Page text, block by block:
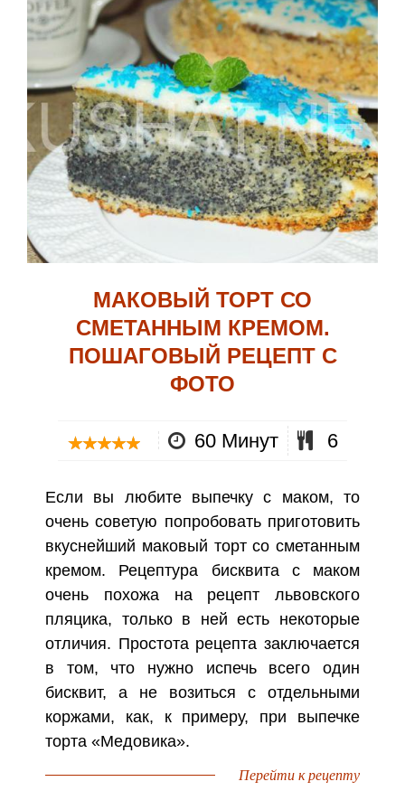
МАКОВЫЙ ТОРТ СО
СМЕТАННЫМ КРЕМОМ.
ПОШАГОВЫЙ РЕЦЕПТ С
ФОТО
60 Минут 6
Если вы любите выпечку с маком, то
очень советую попробовать приготовить
вкуснейший маковый торт со сметанным
кремом. Рецептура бисквита с маком
очень похожа на рецепт львовского
пляцика, только в ней есть некоторые
отличия. Простота рецепта заключается
в том, что нужно испечь всего один
бисквит, а не возиться с отдельными
коржами, как, к примеру, при выпечке
торта «Медовика».
Перейти к рецепту